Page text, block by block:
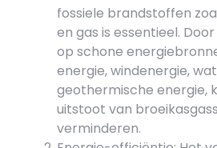
fossiele brandstoffen
en gas is essentieel.
op schone
energie, windenergie,
geothermische energie,
uitstoot van
verminderen.